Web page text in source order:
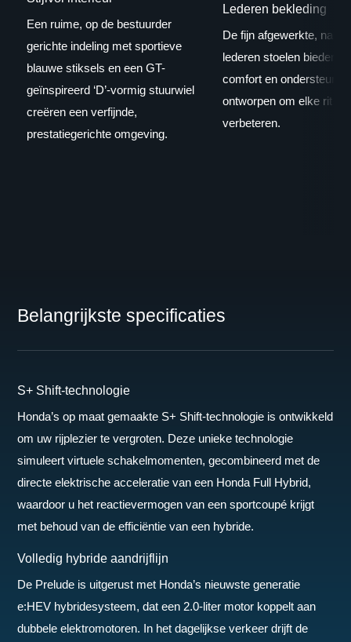
Een ruime, op de bestuurder
gerichte indeling met sportieve
blauwe stiksels en een GT-
geïnspireerd ‘D’-vormig stuurwiel
creëren een verfijnde,
prestatiegerichte omgeving.
Lederen bekleding
De fijn afgewerkte,
lederen stoelen bieden
comfort en
ontworpen om elke rit te
verbeteren.
Belangrijkste specificaties
S+ Shift-technologie
Honda’s op maat gemaakte S+ Shift-technologie is ontwikkeld
om uw rijplezier te vergroten. Deze unieke technologie
simuleert virtuele schakelmomenten, gecombineerd met de
directe elektrische acceleratie van een Honda Full Hybrid,
waardoor u het reactievermogen van een sportcoupé krijgt
met behoud van de efficiëntie van een hybride.
Volledig hybride aandrijflijn
De Prelude is uitgerust met Honda’s nieuwste generatie
e:HEV hybridesysteem, dat een 2.0-liter motor koppelt aan
dubbele elektromotoren. In het dagelijkse verkeer drijft de